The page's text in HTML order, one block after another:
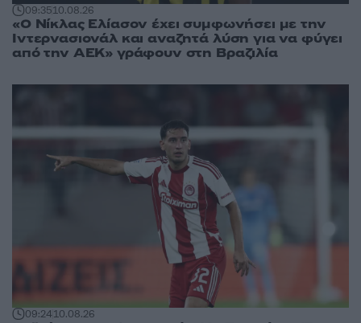
09:3510.08.26
«Ο Νίκλας Ελίασον έχει συμφωνήσει με την
Ιντερνασιονάλ και αναζητά λύση για να φύγει
από την ΑΕΚ» γράφουν στη Βραζιλία
09:2410.08.26